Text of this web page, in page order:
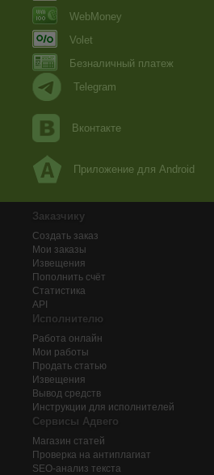
WebMoney
Volet
Безналичный платеж
Telegram
Вконтакте
Приложение для Android
Заказчику
Создать заказ
Мои заказы
Извещения
Пополнить счёт
Статистика
API
Исполнителю
Работа онлайн
Мои работы
Продать статью
Извещения
Вывод средств
Инструкции для исполнителей
Сервисы Адвего
Магазин статей
Проверка на антиплагиат
SEO-анализ текста